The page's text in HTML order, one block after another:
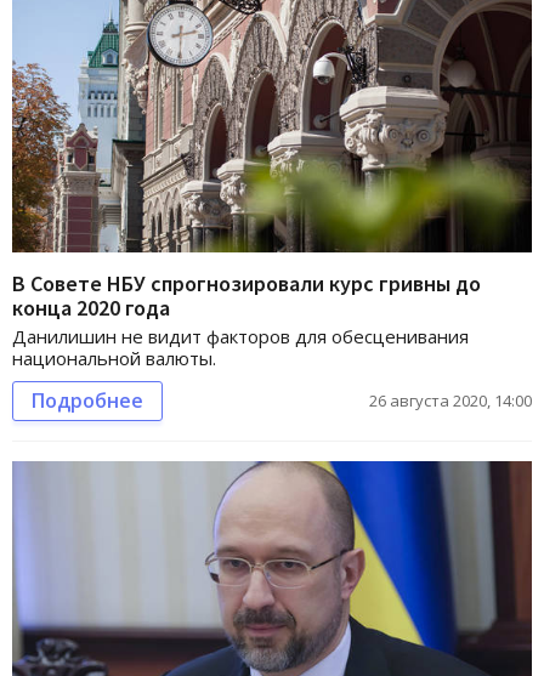
В Совете НБУ спрогнозировали курс гривны до
конца 2020 года
Данилишин не видит факторов для обесценивания
национальной валюты.
Подробнее 26 августа 2020, 14:00